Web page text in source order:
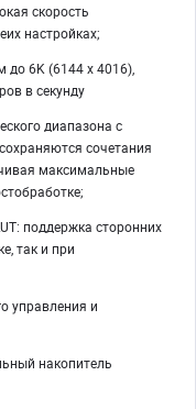
скорость
настройках;
до 6K (6144 x 4016),
в секунду
диапазона с
сочетания
максимальные
поддержка сторонних
так и при
управления и
накопитель